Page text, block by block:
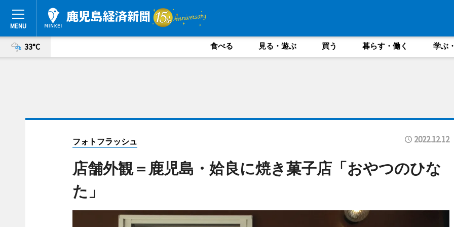
33°C 食べる 見る・遊ぶ 買う 暮らす・働く 学ぶ
フォトフラッシュ 2022.12.12
店舗外観＝鹿児島・姶良に焼き菓子店「おやつのひな
た」